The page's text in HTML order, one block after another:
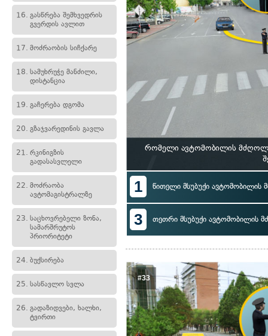
16. გასწრება შემხვედრის
გვერდის ავლით
17. მოძრაობის სიჩქარე
18. სამუხრუჭე მანძილი,
დისტანცია
19. გაჩერება დგომა
20. გზაჯვარედინის გავლა
21. რკინიგზის
გადასასვლელი
22. მოძრაობა
ავტომაგისტრალზე
23. საცხოვრებელი ზონა,
სამარშრუტოს
პრიორიტეტი
24. ბუქსირება
25. სასწავლო სვლა
26. გადაზიდვები, ხალხი,
ტვირთი
რომელი ავტომობილის მძღოლი
1 წითელი მსუბუქი ავტომობილის
3 თეთრი მსუბუქი ავტომობილის
#33